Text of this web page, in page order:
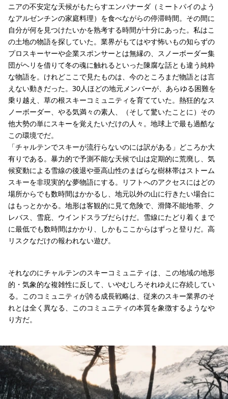
ニアの不安定な天候がもたらすエンパナーダ（ミートパイのよう
なアルゼンチンの家庭料理）を食べながらの停滞時間。その間に
自分が何を見つけたいかを熟考する時間が十分にあった。私はこ
の土地の物語を探していた。業界がもてはやす怖いもの知らずの
プロスキーヤーや企業スポンサーとは無縁の、スノーボーダー集
団がヘリを借りて冬の魂に触れるといった陳腐な話とも違う純粋
な物語を。けれどここで見たものは、今のところまだ物語とは言
えない動きだった。30人ほどの地元メンバーが、あらゆる困難を
乗り越え、草の根スキーコミュニティを育てていた。熱狂的なス
ノーボーダー、やる気満々の素人、（そして驚いたことに）その
他大勢の単にスキーを覚えたいだけの人々。地球上で最も過酷な
この環境でだ。
「チャルテンでスキーが流行らないのには訳がある」どころか大
有りである。暴力的で予測不能な天候で山は定期的に荒廃し、気
候変動による雪線の後退や亜高山性のまばらな樹林帯はストーム
スキーを非現実的な夢物語にする。リフトへのアクセスにはどの
場所からでも数時間はかかるし、地元以外の山に行きたい場合に
はもっとかかる。地形は客観的に見て危険で、滑降不能地帯、ク
レバス、雪庇、ウインドスラブだらけだ。雪線にたどり着くまで
に最低でも数時間はかかり、しかもここからはずっと登りだ。高
リスクなだけの報われない遊び。
それなのにチャルテンのスキーコミュニティは、この地域の地形
的・気象的な複雑性に反して、いやむしろそれゆえに存続してい
る。このコミュニティが誇る成長戦略は、従来のスキー業界のそ
れとは全く異なる、このコミュニティの本質を象徴するようなや
り方だ。